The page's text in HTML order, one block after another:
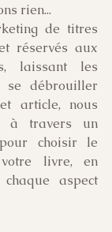
rien...
de titres
réservés aux
laissant les
se débrouiller
article, nous
à travers un
choisir le
livre, en
aspect